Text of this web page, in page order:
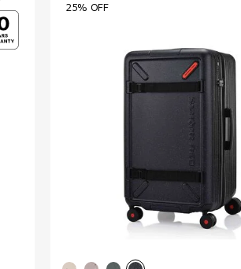
25% OFF